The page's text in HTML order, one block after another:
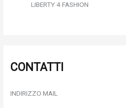
LIBERTY 4 FASHION
CONTATTI
INDIRIZZO MAIL